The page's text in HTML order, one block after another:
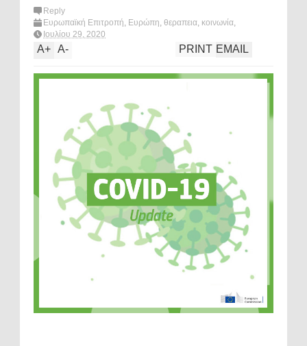
Reply
Ευρωπαϊκή Επιτροπή, Ευρώπη, θεραπεια, κοινωνία,
κορωνοϊός ρεμδεσιβίρη
Ιουλίου 29, 2020
A+ A- EMAIL
PRINT